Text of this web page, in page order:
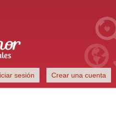
originales
sesión Crear una cuenta